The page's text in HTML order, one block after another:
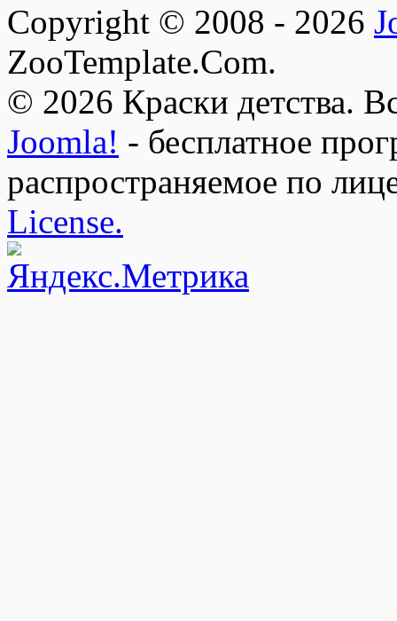
Copyright © 2008 - 2026
ZooTemplate.Com.
© 2026 Краски детства.
Joomla! - бесплатное
распространяемое по
License.